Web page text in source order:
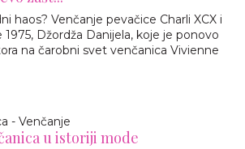
haos? Venčanje pevačice Charli XCX i
1975, Džordža Danijela, koje je ponovo
na čarobni svet venčanica Vivienne
- Venčanje
u istoriji mode